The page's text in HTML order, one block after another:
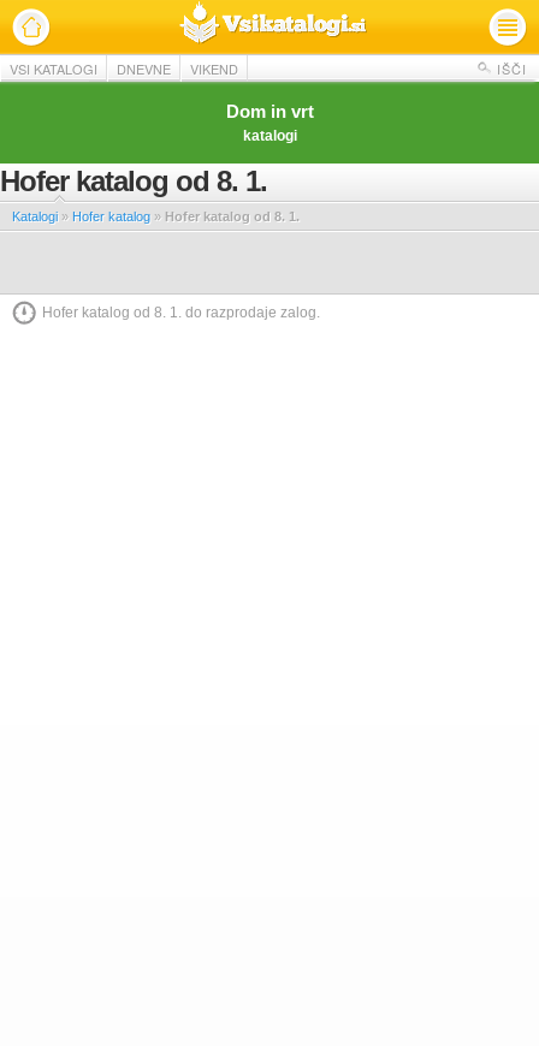
VSI KATALOGI DNEVNE VIKEND IŠČI
Dom in vrt
katalogi
Hofer katalog od 8. 1.
Katalogi » Hofer katalog » Hofer katalog od 8. 1.
Hofer katalog od 8. 1. do razprodaje zalog.